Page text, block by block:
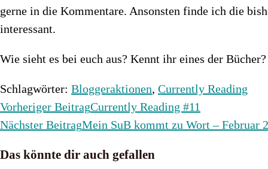
gerne in die Kommentare. Ansonsten finde ich die
interessant.
Wie sieht es bei euch aus? Kennt ihr eines der Bücher?
Schlagwörter: Bloggeraktionen, Currently Reading
Weitere
Artikel
Vorheriger BeitragCurrently Reading #11
Nächster BeitragMein SuB kommt zu Wort – Februar
Das könnte dir auch gefallen